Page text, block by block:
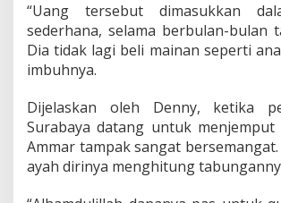
n
T
e
r
d
a
P
K
P
“Uang tersebut dimasukkan
sederhana, selama berbulan-bulan
Dia tidak lagi beli mainan seperti
imbuhnya.
Dijelaskan oleh Denny, ketika
Surabaya datang untuk menjemput
Ammar tampak sangat
ayah dirinya menghitung